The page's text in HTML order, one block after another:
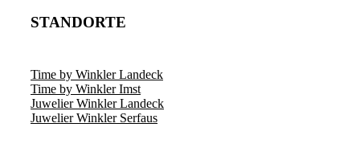
STANDORTE
Time by Winkler Landeck
Time by Winkler Imst
Juwelier Winkler Landeck
Juwelier Winkler Serfaus